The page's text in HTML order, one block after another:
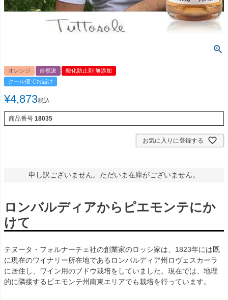
オレンジ 自然派
酸化防止剤 無添加
クール便でお届け
¥4,873税込
商品番号 18035
お気に入りに登録する
申し訳ございません。ただいま在庫がございません。
ロンバルディアからピエモンテにか
けて
テヌータ・フォルナーチェ社の創業家のロッシ家は、1823年には既
に現在のワイナリー所在地であるロンバルディア州ロヴェスカーラ
に居住し、ワイン用のブドウ栽培をしていました。現在では、地理
的に隣接するピエモンテ州南東エリアでも栽培を行っています。